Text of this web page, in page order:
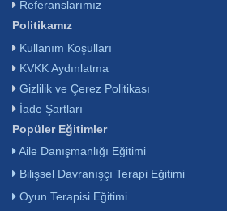
Referanslarımız
Politikamız
Kullanım Koşulları
KVKK Aydınlatma
Gizlilik ve Çerez Politikası
İade Şartları
Popüler Eğitimler
Aile Danışmanlığı Eğitimi
Bilişsel Davranışçı Terapi Eğitimi
Oyun Terapisi Eğitimi